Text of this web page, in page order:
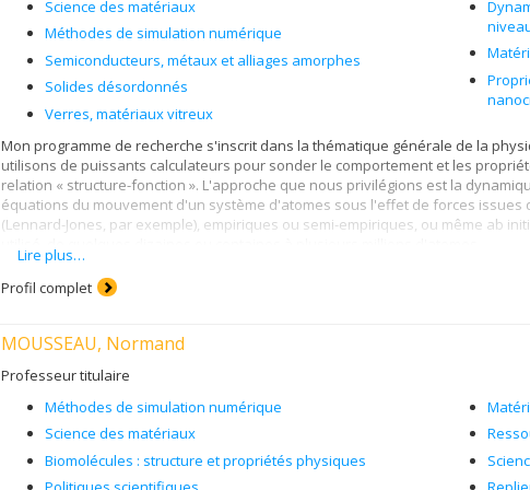
Science des matériaux
Méthodes de simulation numérique
Semiconducteurs, métaux et alliages amorphes
Solides désordonnés
Verres, matériaux vitreux
Mon programme de recherche s'inscrit dans la thématique générale de la
utilisons de puissants calculateurs pour sonder le comportement et les
relation « structure-fonction ». L'approche que nous privilégions est la
équations du mouvement d'un système d'atomes sous l'effet de forces issues
(Lennard-Jones, par exemple), empiriques ou semi-empiriques, ou même ab
La gamme de problèmes que nous étudions est vaste, mais nous avons un
exhaustive) : (i) Ablation laser et interactions laser-matière; il s'agit ici de
Matériaux désordonnés, amorphes ou vitreux; dans ce domaine, nous
longue portée de matériaux tels que le silicium amorphe, les verres
nanoscopiques; on cherche ici à savoir comment la chaleur se dissipe au
Lire plus…
Profil complet
MOUSSEAU, Normand
Professeur titulaire
Méthodes de simulation numérique
Science des matériaux
Biomolécules : structure et propriétés physiques